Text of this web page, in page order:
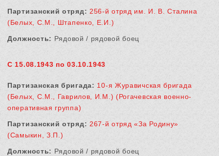
Партизанский отряд: 256-й отряд им. И. В. Сталина
(Белых, С.М., Штапенко, Е.И.)
Должность: Рядовой / рядовой боец
С 15.08.1943 по 03.10.1943
Партизанская бригада: 10-я Журавичская бригада
(Белых, С.М., Гаврилов, И.М.) (Рогачевская военно-
оперативная группа)
Партизанский отряд: 267-й отряд «За Родину»
(Самыкин, З.П.)
Должность: Рядовой / рядовой боец